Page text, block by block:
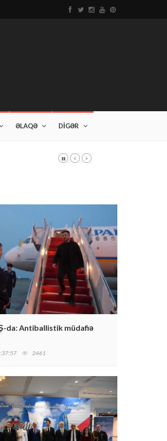
ƏLAQƏ DİGƏR
da: Antiballistik müdafiə
2461